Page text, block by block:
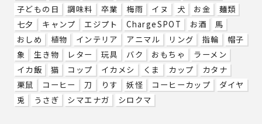
子どもの日
調味料 卒業 梅雨 イヌ 犬 お金
麺類
七夕
キャンプ エジプト ChargeSPOT お酒
馬
おしめ
植物 インテリア アニマル リング 指輪
帽子
象
生き物 レター 玩具 バク おもちゃ
ラーメン
イカ飯
猫 コップ イカメシ くま カップ
カタナ
栗鼠
コーヒー 刀 りす 妖怪 コーヒーカップ
ダイヤ
兎
うさぎ シマエナガ シロクマ